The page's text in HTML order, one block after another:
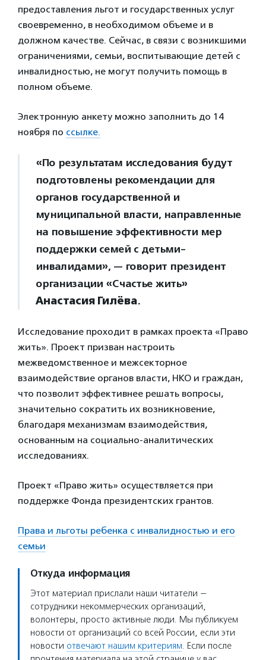
предоставления льгот и государственных услуг
своевременно, в необходимом объеме и в
должном качестве. Сейчас, в связи с возникшими
ограничениями, семьи, воспитывающие детей с
инвалидностью, не могут получить помощь в
полном объеме.
Электронную анкету можно заполнить до 14
ноября по ссылке.
«По результатам исследования будут
подготовлены рекомендации для
органов государственной и
муниципальной власти, направленные
на повышение эффективности мер
поддержки семей с детьми-
инвалидами», — говорит президент
организации «Счастье жить»
Анастасия Гилёва.
Исследование проходит в рамках проекта «Право
жить». Проект призван настроить
межведомственное и межсекторное
взаимодействие органов власти, НКО и граждан,
что позволит эффективнее решать вопросы,
значительно сократить их возникновение,
благодаря механизмам взаимодействия,
основанным на социально-аналитических
исследованиях.
Проект «Право жить» осуществляется при
поддержке Фонда президентских грантов.
Права и льготы ребенка с инвалидностью и его
семьи
Откуда информация
Этот материал прислали наши читатели —
сотрудники некоммерческих организаций,
волонтеры, просто активные люди. Мы публикуем
новости от организаций со всей России, если эти
новости отвечают нашим критериям. Если после